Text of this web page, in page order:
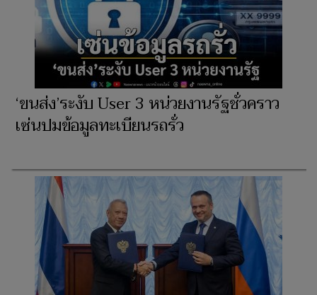
‘ขนส่ง’ระงับ User 3 หน่วยงานรัฐชั่วคราว
เซ่นปมข้อมูลทะเบียนรถรั่ว